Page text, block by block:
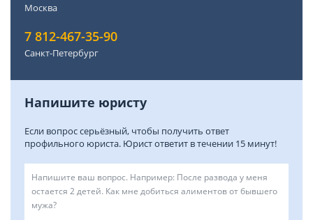
Москва
7 812-467-35-90
Санкт-Петербург
Напишите юристу
Если вопрос серьёзный, чтобы получить ответ
профильного юриста. Юрист ответит в течении 15 минут!